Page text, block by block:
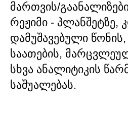
მართვის/
რეჟიმი - პლანშეტზე,
დამუშავებული
საათების,
სხვა ანალიტიკის
საშუალებას.